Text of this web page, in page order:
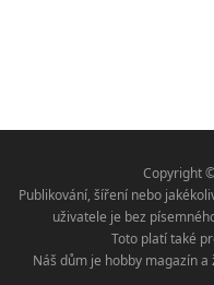
Copyright
Publikování, šíření nebo
uživatele je bez
Toto platí také
Náš dům je hobby magazín